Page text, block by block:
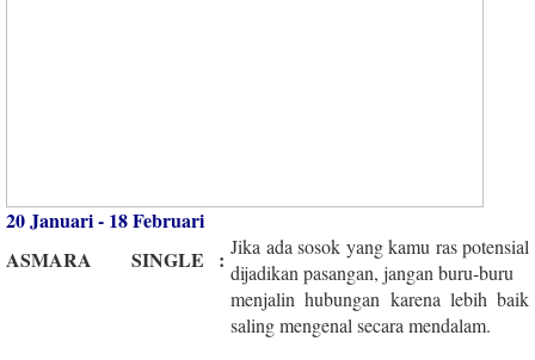
20 Januari - 18 Februari
ASMARA
SINGLE : Jika ada sosok yang kamu ras potensial
dijadikan pasangan, jangan buru-buru
menjalin hubungan karena lebih baik
saling mengenal secara mendalam.